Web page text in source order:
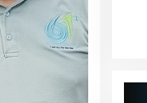
Daerah, Hukum &
Pemerintahan,